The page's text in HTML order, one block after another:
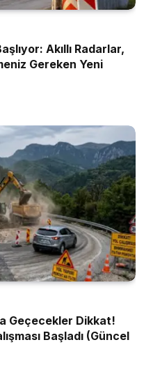
Akıllı Radarlar,
Gereken Yeni
Geçecekler Dikkat!
Başladı (Güncel